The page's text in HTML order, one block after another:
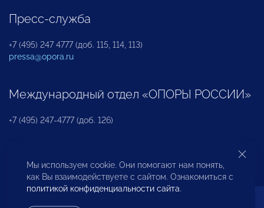
Пресс-служба
+7 (495) 247 4777 (доб. 115, 114, 113)
pressa@opora.ru
Международный отдел «ОПОРЫ РОССИИ»
+7 (495) 247-4777 (доб. 126)
Бюро по защите прав предпринимателей и
инвесторов
Мы используем cookie. Они помогают нам понять,
как Вы взаимодействуете с сайтом. Ознакомиться с
политикой конфиденциальности сайта.